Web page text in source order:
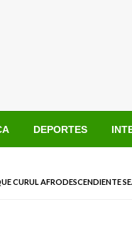
DEPORTES
CURUL AFRODESCENDIENTE